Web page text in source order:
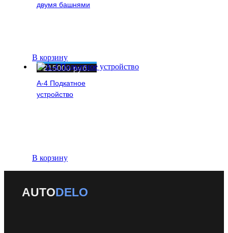
двумя башнями
В корзину
A-4 Подкатное
устройство
215000руб.
В корзину
AUTODELO